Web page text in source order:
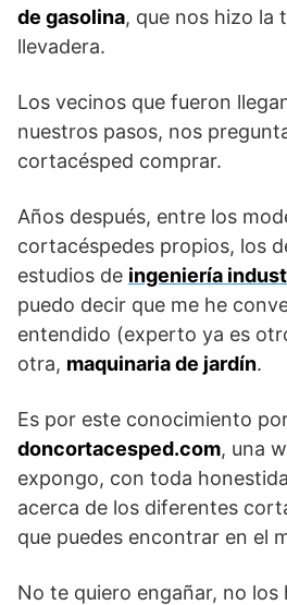
de gasolina, que nos hizo la
llevadera.
Los vecinos que fueron
nuestros pasos, nos
cortacésped comprar.
Años después, entre los
cortacéspedes propios, los
estudios de ingeniería
puedo decir que me he
entendido (experto ya es
otra, maquinaria de jardín.
Es por este conocimiento
doncortacesped.com, una
expongo, con toda
acerca de los diferentes
que puedes encontrar en el
No te quiero engañar, no